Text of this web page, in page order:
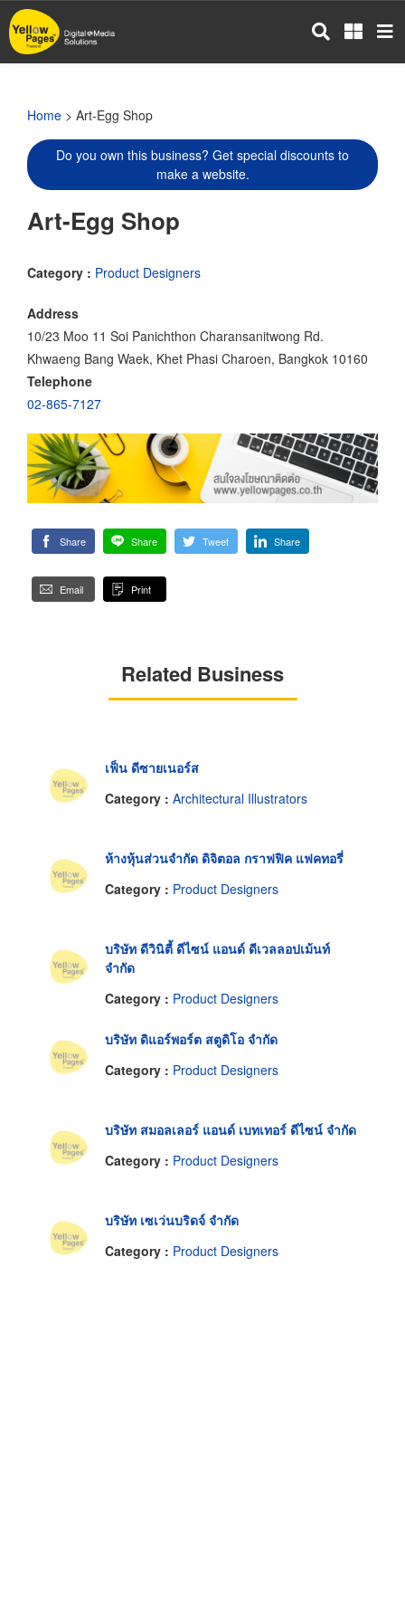
Skip
to
main
Home > Art-Egg Shop
Do you own this business? Get special discounts to
make a website.
Art-Egg Shop
Category : Product Designers
Address
10/23 Moo 11 Soi Panichthon Charansanitwong Rd.
Khwaeng Bang Waek, Khet Phasi Charoen, Bangkok 10160
Telephone
02-865-7127
Share Share Tweet Share
Email Print
Related Business
เฟ็น ดีซายเนอร์ส
Category : Architectural Illustrators
ห้างหุ้นส่วนจำกัด ดิจิตอล กราฟฟิค แฟคทอรี่
Category : Product Designers
บริษัท ดีวินิตี้ ดีไซน์ แอนด์ ดีเวลลอปเม้นท์
จำกัด
Category : Product Designers
บริษัท ดิแอร์พอร์ต สตูดิโอ จำกัด
Category : Product Designers
บริษัท สมอลเลอร์ แอนด์ เบทเทอร์ ดีไซน์ จำกัด
Category : Product Designers
บริษัท เซเว่นบริดจ์ จำกัด
Category : Product Designers